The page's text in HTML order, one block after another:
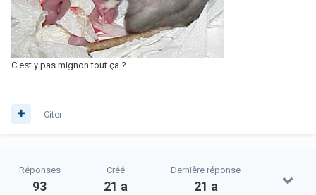
C'est y pas mignon tout ça ?
Citer
Réponses
93
Créé
21 a
Dernière réponse
21 a